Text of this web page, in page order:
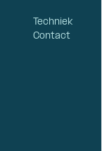
Techniek
Contact